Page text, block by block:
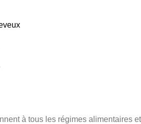
à tous les régimes alimentaires et